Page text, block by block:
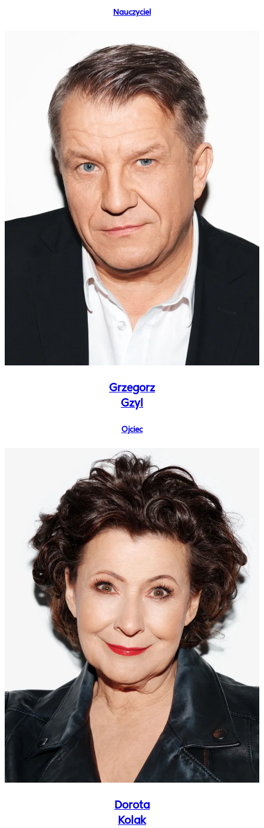
Nauczyciel
Grzegorz
Gzyl
Ojciec
Dorota
Kolak